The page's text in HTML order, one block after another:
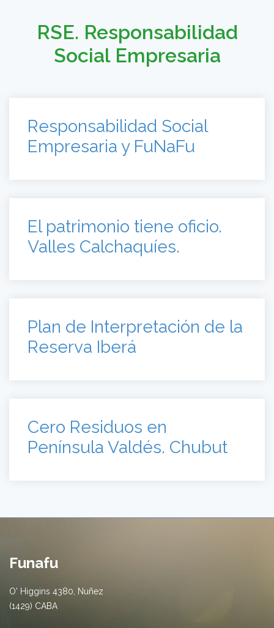
RSE. Responsabilidad
Social Empresaria
Responsabilidad Social
Empresaria y FuNaFu
El patrimonio tiene oficio.
Valles Calchaquíes.
Plan de Interpretación de la
Reserva Iberá
Cero Residuos en
Península Valdés. Chubut
Funafu
O' Higgins 4380, Nuñez
(1429) CABA